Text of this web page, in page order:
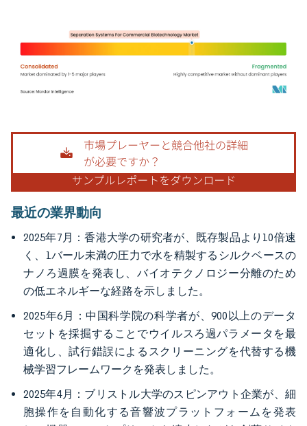
画像 © Mordor Intelligence。再利用にはCC BY 4.0の表示が必要です。
最近の業界動向
2025年7月：香港大学の研究者が、既存製品より10倍速
く、1バール未満の圧力で水を精製するシルクベースの
ナノろ過膜を発表し、バイオテクノロジー分離のため
の低エネルギーな経路を示しました。
2025年6月：中国科学院の科学者が、900以上のデータ
セットを採掘することでウイルスろ過パラメータを最
適化し、試行錯誤によるスクリーニングを代替する機
械学習フレームワークを発表しました。
2025年4月：ブリストル大学のスピンアウト企業が、細
胞操作を自動化する音響波プラットフォームを発表